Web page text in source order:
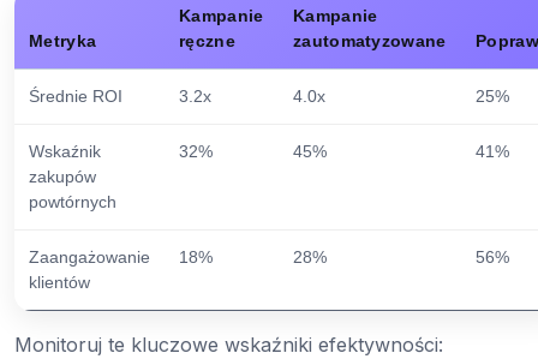
Metryka
Kampanie
ręczne
Kampanie
zautomatyzowane
Średnie ROI 3.2x 4.0x 25%
Wskaźnik
zakupów
powtórnych
32% 45% 41%
Zaangażowanie
klientów
18% 28% 56%
Monitoruj te kluczowe wskaźniki efektywności: